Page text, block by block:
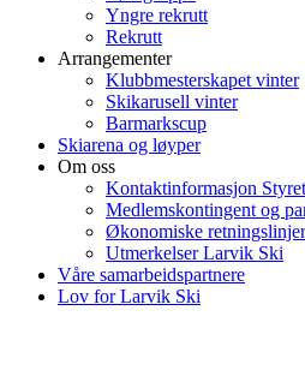
Yngre rekrutt
Rekrutt
Arrangementer
Klubbmesterskapet vinter
Skikarusell vinter
Barmarkscup
Skiarena og løyper
Om oss
Kontaktinformasjon
Medlemskontingent og
Økonomiske retningslinjer
Utmerkelser Larvik Ski
Våre samarbeidspartnere
Lov for Larvik Ski